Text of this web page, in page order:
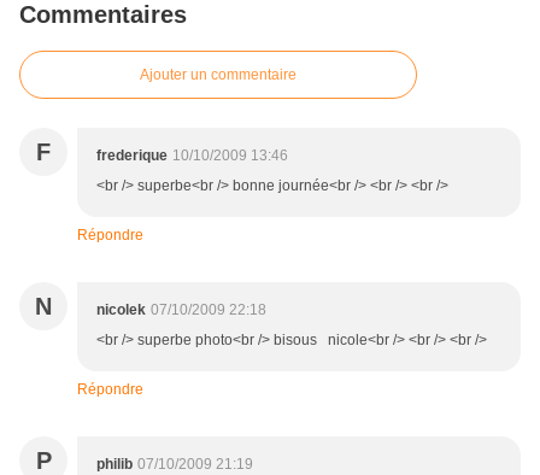
Commentaires
Ajouter un commentaire
F frederique 10/10/2009 13:46
<br /> superbe<br /> bonne journée<br /> <br /> <br />
Répondre
N nicolek 07/10/2009 22:18
<br /> superbe photo<br /> bisous nicole<br /> <br /> <br />
Répondre
P philib 07/10/2009 21:19